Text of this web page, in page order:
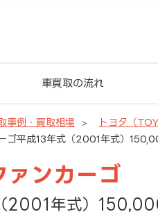
車買取の流れ
事例・買取相場 トヨタ（
ゴ平成13年式（2001年式）
ァンカーゴ
2001年式）